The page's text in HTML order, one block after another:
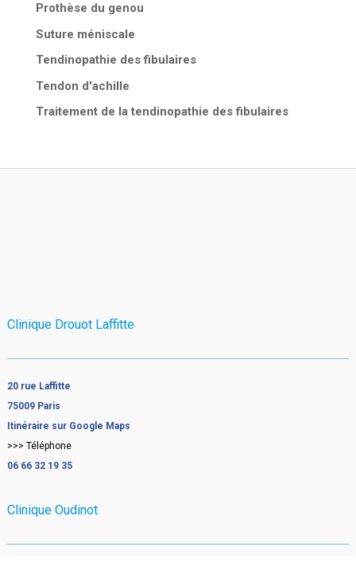
Prothèse du genou
Suture méniscale
Tendinopathie des fibulaires
Tendon d'achille
Traitement de la tendinopathie des fibulaires
Clinique Drouot Laffitte
20 rue Laffitte
75009 Paris
Itinéraire sur Google Maps
>>> Téléphone
06 66 32 19 35
Clinique Oudinot